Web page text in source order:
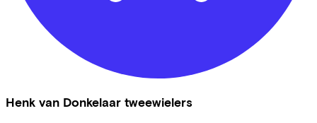
Henk van Donkelaar tweewielers